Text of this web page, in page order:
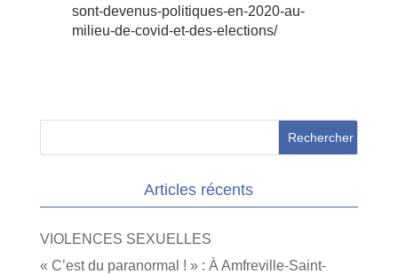
sont-devenus-politiques-en-2020-au-
milieu-de-covid-et-des-elections/
Articles récents
VIOLENCES SEXUELLES
« C’est du paranormal ! » : À Amfreville-Saint-